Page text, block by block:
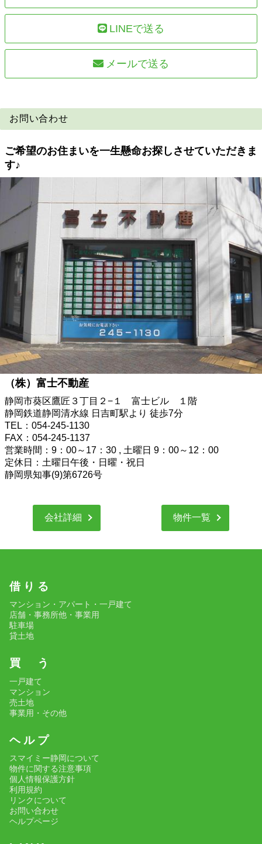
LINEで送る
メールで送る
お問い合わせ
ご希望のお住まいを一生懸命お探しさせていただきま
す♪
（株）富士不動産
静岡市葵区鷹匠３丁目２−１ 富士ビル １階
静岡鉄道静岡清水線 日吉町駅より 徒歩7分
TEL：054-245-1130
FAX：054-245-1137
営業時間：9：00～17：30 , 土曜日 9：00～12：00
定休日：土曜日午後・日曜・祝日
静岡県知事(9)第6726号
会社詳細 物件一覧
借 り る
マンション・アパート・一戸建て
店舗・事務所他・事業用
駐車場
貸土地
買 う
一戸建て
マンション
売土地
事業用・その他
ヘ ル プ
スマイミー静岡について
物件に関する注意事項
個人情報保護方針
利用規約
リンクについて
お問い合わせ
ヘルプページ